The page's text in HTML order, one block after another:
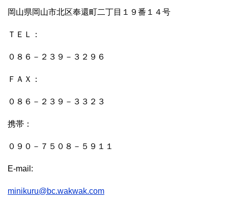
岡山県岡山市北区奉還町二丁目１９番１４号
ＴＥＬ：
０８６－２３９－３２９６
ＦＡＸ：
０８６－２３９－３３２３
携帯：
０９０－７５０８－５９１１
E-mail:
minikuru@bc.wakwak.com